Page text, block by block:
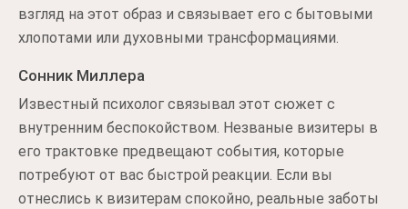
взгляд на этот образ и связывает его с бытовыми
хлопотами или духовными трансформациями.
Сонник Миллера
Известный психолог связывал этот сюжет с
внутренним беспокойством. Незваные визитеры в
его трактовке предвещают события, которые
потребуют от вас быстрой реакции. Если вы
отнеслись к визитерам спокойно, реальные заботы